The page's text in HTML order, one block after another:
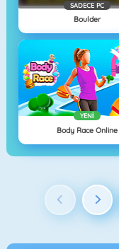
SADECE PC
Boulder
YENI
Body Race Online